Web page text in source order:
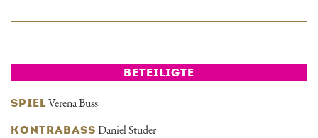
BETEILIGTE
SPIELVerena Buss
KONTRABASS Daniel Studer